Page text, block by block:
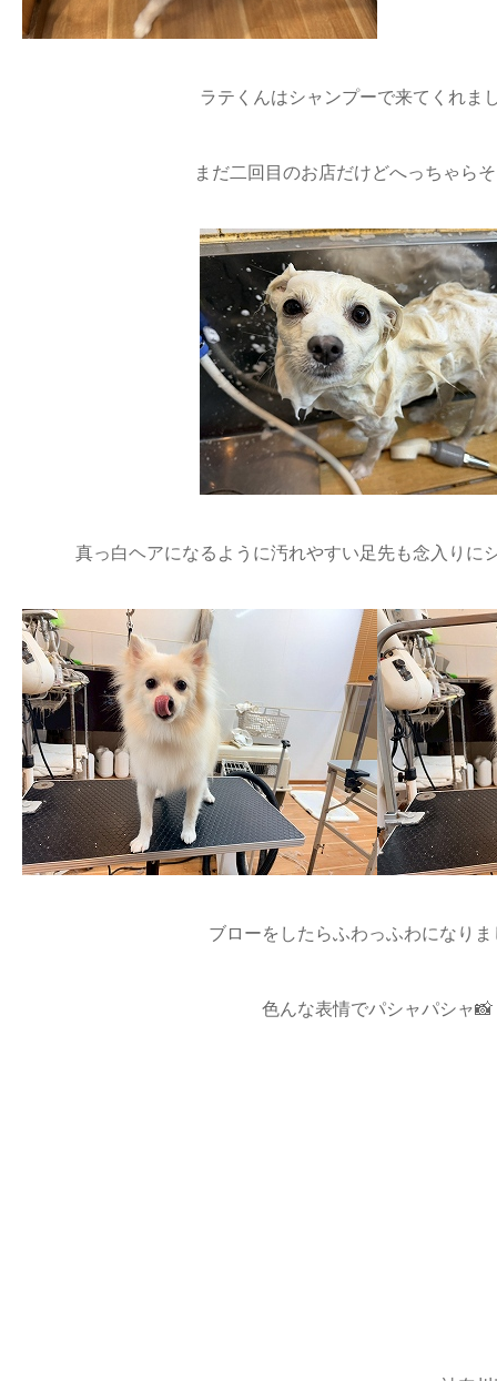
ラテくんはシャンプーで来てくれま
まだ二回目のお店だけどへっちゃら
真っ白ヘアになるように汚れやすい足先も念入りに
ブローをしたらふわっふわになり
色んな表情でパシャパシャ📸